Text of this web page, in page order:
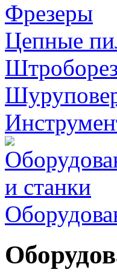
Фрезеры
Цепные